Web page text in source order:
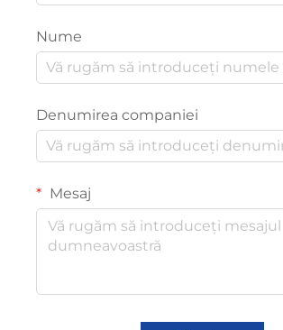
Nume
Denumirea companiei
Mesaj